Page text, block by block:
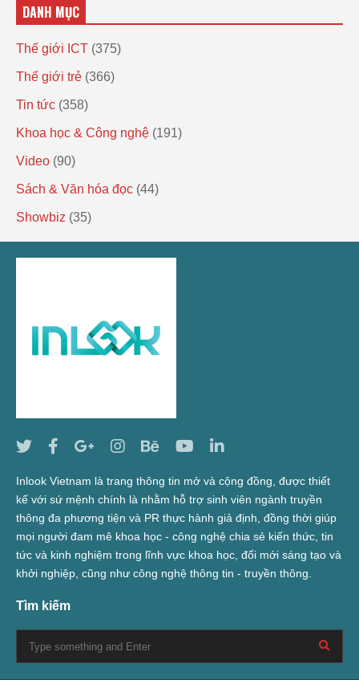
DANH MỤC
Thế giới ICT (375)
Thế giới trẻ (366)
Tin tức (358)
Khoa học & Công nghệ (191)
Video (90)
Sách & Văn hóa đọc (44)
Showbiz (35)
Inlook Vietnam là trang thông tin mở và cộng đồng, được thiết
kế với sứ mệnh chính là nhằm hỗ trợ sinh viên ngành truyền
thông đa phương tiện và PR thực hành giả định, đồng thời giúp
mọi người đam mê khoa học - công nghệ chia sẻ kiến thức, tin
tức và kinh nghiệm trong lĩnh vực khoa học, đổi mới sáng tạo và
khởi nghiệp, cũng như công nghệ thông tin - truyền thông.
Tìm kiếm